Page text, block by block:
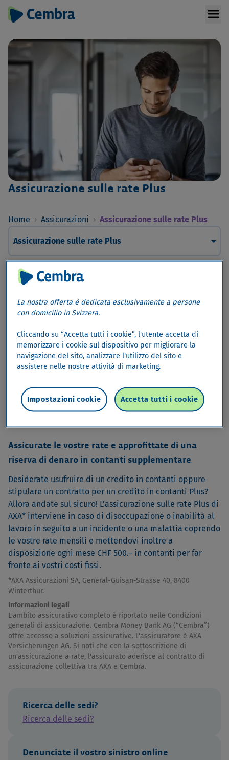
menu
Assicurazione sulle rate Plus
Home › Assicurazioni › Assicurazione sulle rate Plus
arrow_drop_down
Assicurazione sulle rate Plus
Assicurazione sulle rate Plus
Mantenete il vostro standard di vita – in ogni
situazione.
Un’improvvisa e involontaria perdita del guadagno può
compromettere la vostra situazione finanziaria e i vostri
investimenti per il futuro. Dimostrate lungimiranza e
stipulate, insieme al vostro contratto di credito,
permette di assicurare i vostri progetti per il futuro
contro imprevisti e disporre di una riserva di denaro in
Assicurate le vostre rate e approfittate di una
riserva di denaro in contanti supplementare
Desiderate usufruire di un credito in contanti oppure
stipulare un contratto per un credito in contanti Plus?
Allora andate sul sicuro! L'assicurazione sulle rate Plus di
AXA* interviene in caso di disoccupazione o inabilità al
lavoro in seguito a un incidente o una malattia coprendo
le vostre rate mensili e mettendovi inoltre a
disposizione ogni mese CHF 500.– in contanti per far
fronte ai vostri costi fissi.
*AXA Assicurazioni SA, General-Guisan-Strasse 40, 8400
Winterthur.
Informazioni legali
L'ambito assicurativo completo è riportato nelle Condizioni
generali di assicurazione. Cembra Money Bank AG (“Cembra”)
offre accesso a soluzioni assicurative. L'assicuratore è AXA
Versicherungen AG. Si noti che con la sottoscrizione di
un'assicurazione a rate, l'assicurato aderisce al contratto di
assicurazione collettiva tra AXA e Cembra.
Ricerca delle sedi?
Ricerca delle sedi?
Denunciate il vostro sinistro online
La nostra offerta è dedicata esclusivamente a persone
con domicilio in Svizzera.
Cliccando su “Accetta tutti i cookie”, l'utente accetta di
memorizzare i cookie sul dispositivo per migliorare la
navigazione del sito, analizzare l'utilizzo del sito e
assistere nelle nostre attività di marketing.
Accetta tutti i cookie
Impostazioni cookie